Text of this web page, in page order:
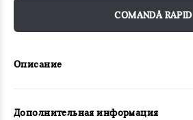
COMANDĂ RAPID
Описание
Дополнительная информация